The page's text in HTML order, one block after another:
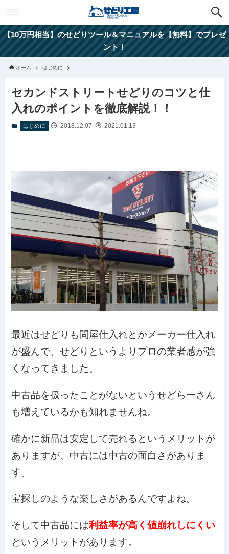
【10万円相当】のせどりツール＆マニュアルを【無料】でプレゼ
ント！
ホーム はじめに
セカンドストリートせどりのコツと仕
入れのポイントを徹底解説！！
はじめに 2018.12.07 2021.01.13
最近はせどりも問屋仕入れとかメーカー仕入れ
が盛んで、せどりというよりプロの業者感が強
くなってきました。
中古品を扱ったことがないというせどらーさん
も増えているかも知れませんね。
確かに新品は安定して売れるというメリットが
ありますが、中古には中古の面白さがありま
す。
宝探しのような楽しさがあるんですよね。
そして中古品には利益率が高く値崩れしにくい
というメリットがあります。